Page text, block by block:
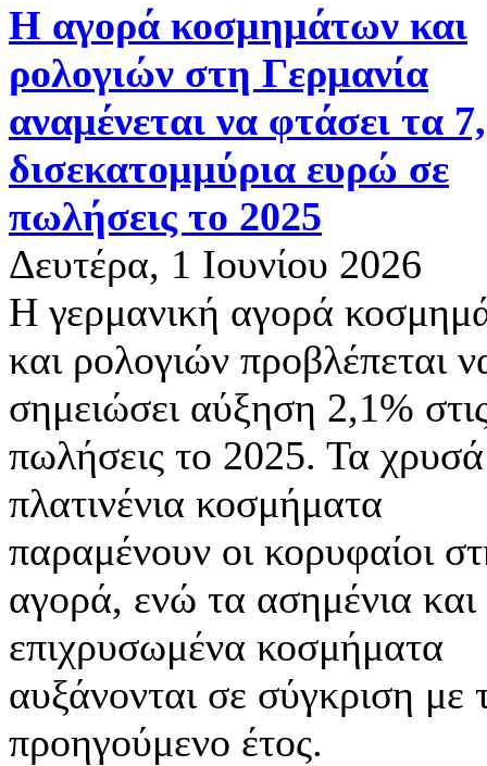
Η αγορά κοσμημάτων και
ρολογιών στη Γερμανία
αναμένεται να φτάσει τα
δισεκατομμύρια ευρώ σε
πωλήσεις το 2025
Δευτέρα, 1 Ιουνίου 2026
Η γερμανική αγορά
και ρολογιών προβλέπεται
σημειώσει αύξηση 2,1%
πωλήσεις το 2025. Τα
πλατινένια κοσμήματα
παραμένουν οι κορυφαίοι
αγορά, ενώ τα ασημένια και
επιχρυσωμένα κοσμήματα
αυξάνονται σε σύγκριση με
προηγούμενο έτος.